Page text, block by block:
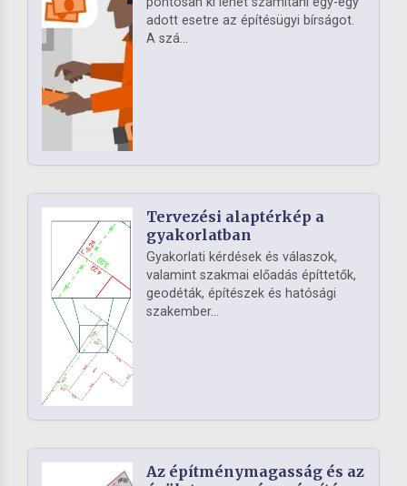
adott esetre az építésügyi bírságot.
A szá...
Tervezési alaptérkép a
gyakorlatban
Gyakorlati kérdések és válaszok,
valamint szakmai előadás építtetők,
geodéták, építészek és hatósági
szakember...
Az építménymagasság és az